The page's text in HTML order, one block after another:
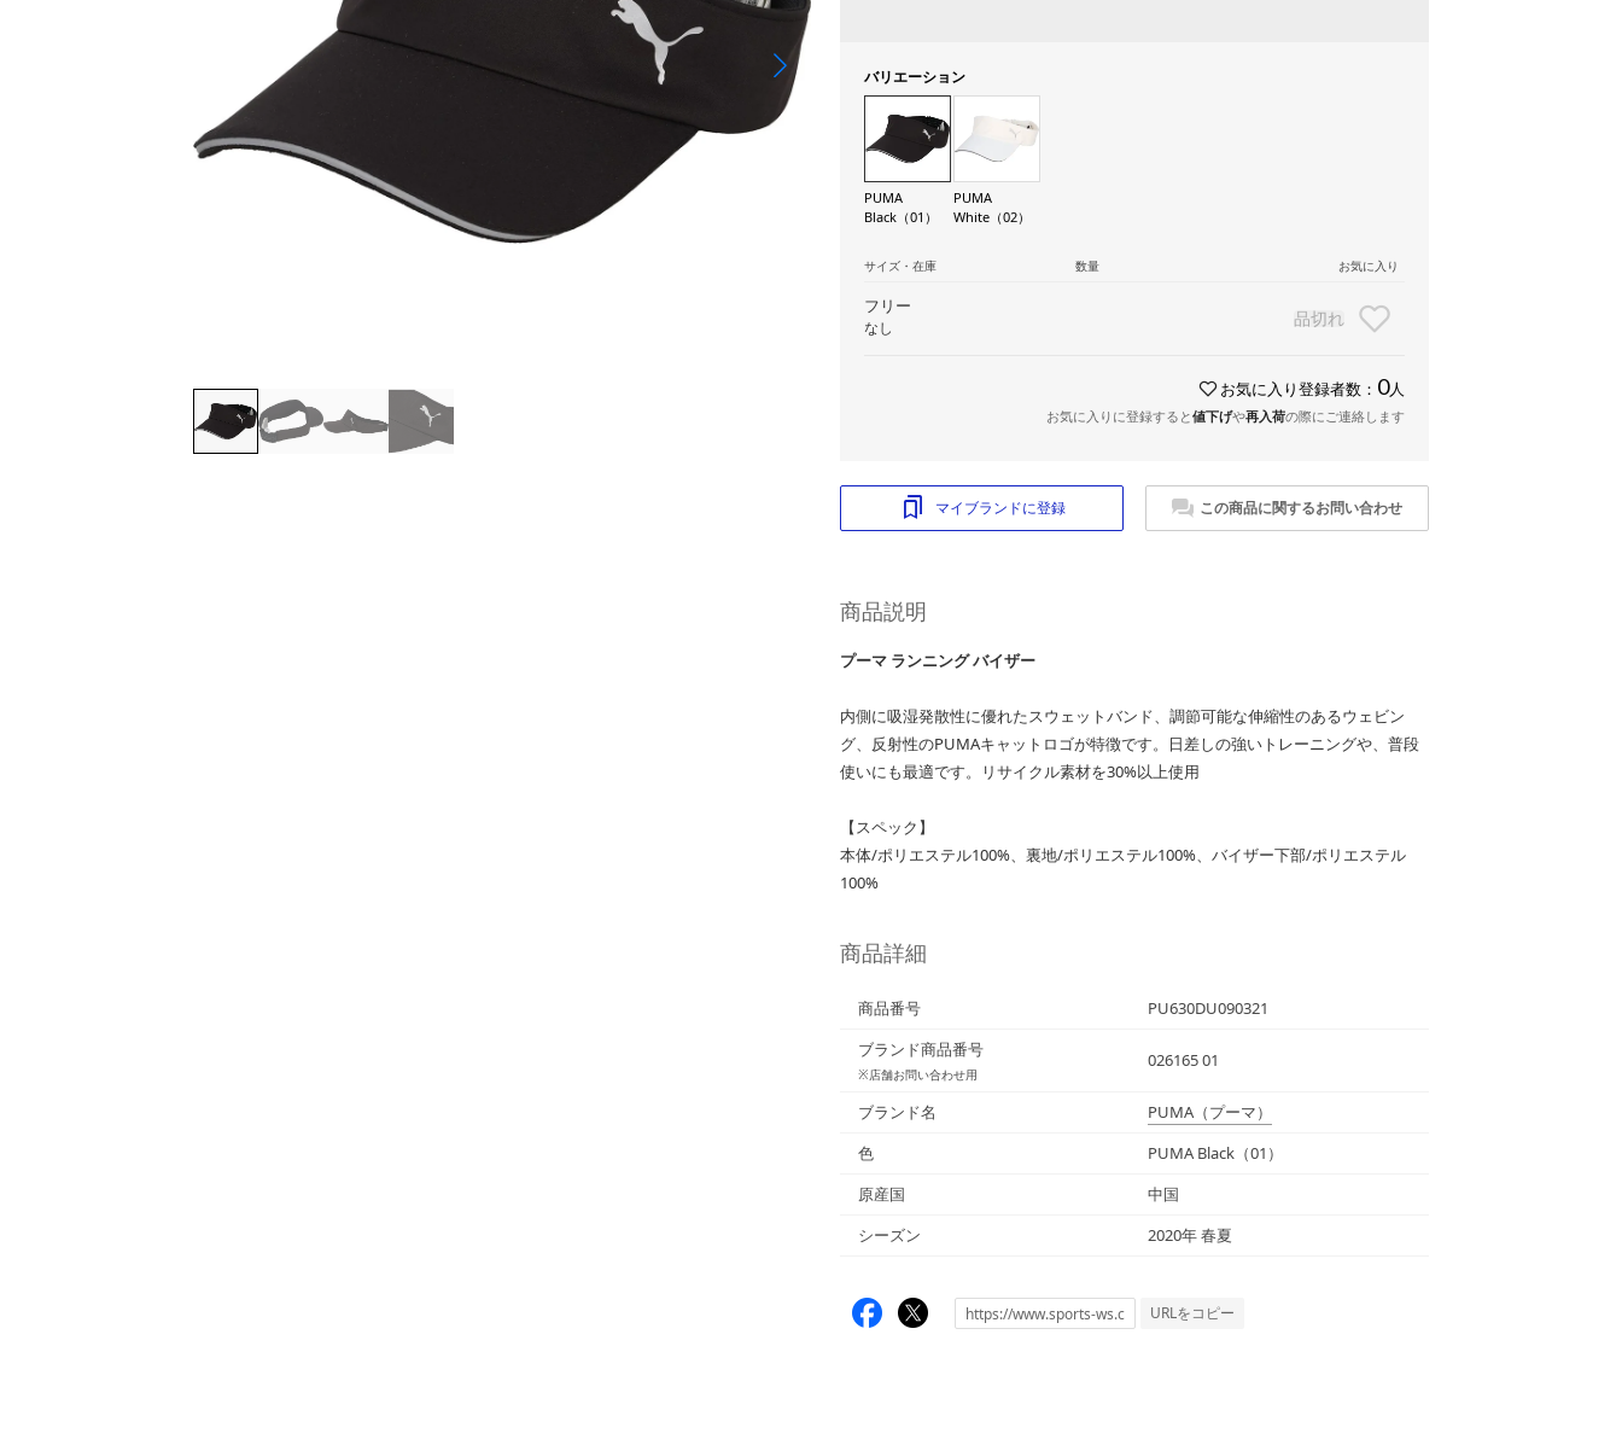
バリエーション
PUMA
Black（01）
PUMA
White（02）
サイズ・在庫 数量 お気に入り
フリー
なし 品切れ
お気に入り登録者数： 0人
お気に入りに登録すると値下げや再入荷の際にご連絡します
マイブランドに登録 この商品に関するお問い合わせ
商品説明
プーマ ランニング バイザー
内側に吸湿発散性に優れたスウェットバンド、調節可能な伸縮性のあるウェビン
グ、反射性のPUMAキャットロゴが特徴です。日差しの強いトレーニングや、普段
使いにも最適です。リサイクル素材を30%以上使用
【スペック】
本体/ポリエステル100%、裏地/ポリエステル100%、バイザー下部/ポリエステル
100%
商品詳細
商品番号
PU630DU090321
ブランド商品番号
※店舗お問い合わせ用
026165 01
ブランド名 PUMA （プーマ）
色
PUMA Black（01）
原産国
中国
シーズン
2020年 春夏
URLをコピー